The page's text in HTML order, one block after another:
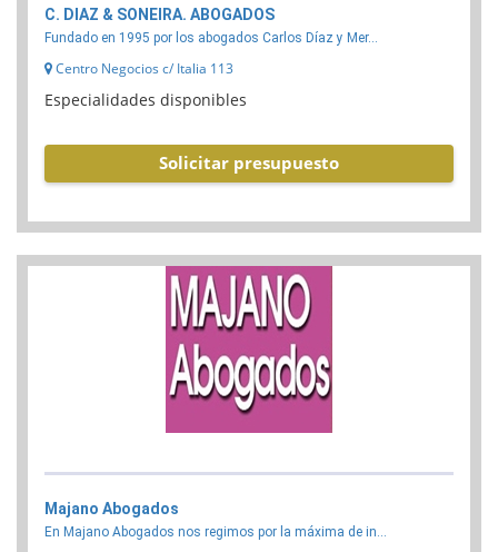
C. DIAZ & SONEIRA. ABOGADOS
Fundado en 1995 por los abogados Carlos Díaz y Mer...
Centro Negocios c/ Italia 113
Especialidades disponibles
Solicitar presupuesto
Majano Abogados
En Majano Abogados nos regimos por la máxima de in...